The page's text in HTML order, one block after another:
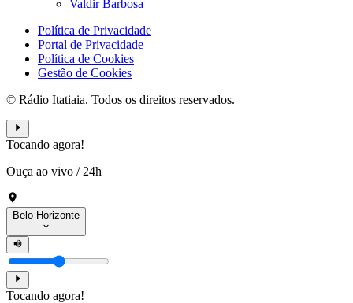
Valdir Barbosa
Política de Privacidade
Portal de Privacidade
Política de Cookies
Gestão de Cookies
© Rádio Itatiaia. Todos os direitos reservados.
Tocando agora!
Ouça ao vivo / 24h
Belo Horizonte
Tocando agora!